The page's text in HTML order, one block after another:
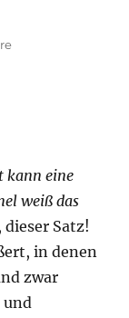
zu
kann eine
weiß das
dieser Satz!
in denen
zwar
und